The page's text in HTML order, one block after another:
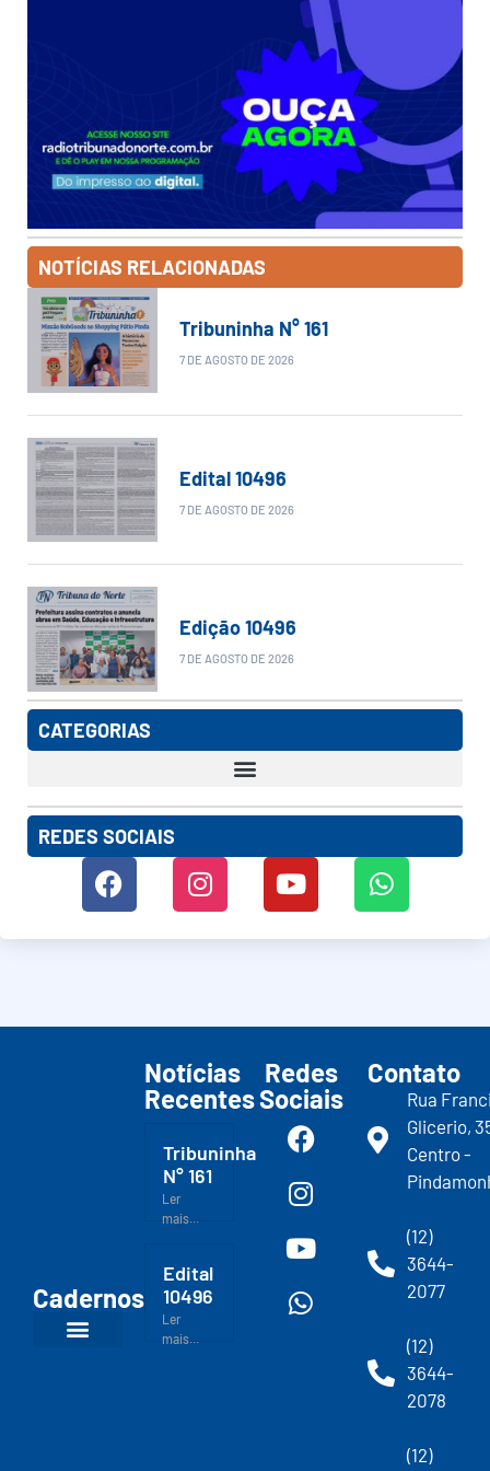
NOTÍCIAS RELACIONADAS
Tribuninha N° 161
7 DE AGOSTO DE 2026
Edital 10496
7 DE AGOSTO DE 2026
Edição 10496
7 DE AGOSTO DE 2026
CATEGORIAS
REDES SOCIAIS
Cadernos
Notícias
Recentes
Tribuninha
N° 161
Ler
mais...
Edital
10496
Ler
mais...
Redes
Sociais
Contato
Rua
Glicerio,
Centro -
(12)
3644-
2077
(12)
3644-
2078
(12)